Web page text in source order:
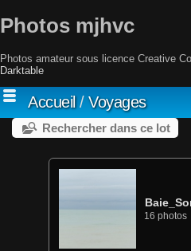
Photos mjhvc
Photos amateur sous licence Creative
Darktable
Accueil/ Voyages
Rechercher dans ce lot
16 photos